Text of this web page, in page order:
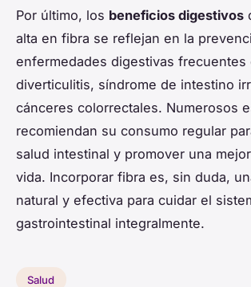
Por último, los beneficios digestivos
alta en fibra se reflejan en la
enfermedades digestivas frecuentes
diverticulitis, síndrome de intestino
cánceres colorrectales. Numerosos
recomiendan su consumo regular
salud intestinal y promover una
vida. Incorporar fibra es, sin duda,
natural y efectiva para cuidar el
gastrointestinal integralmente.
Salud